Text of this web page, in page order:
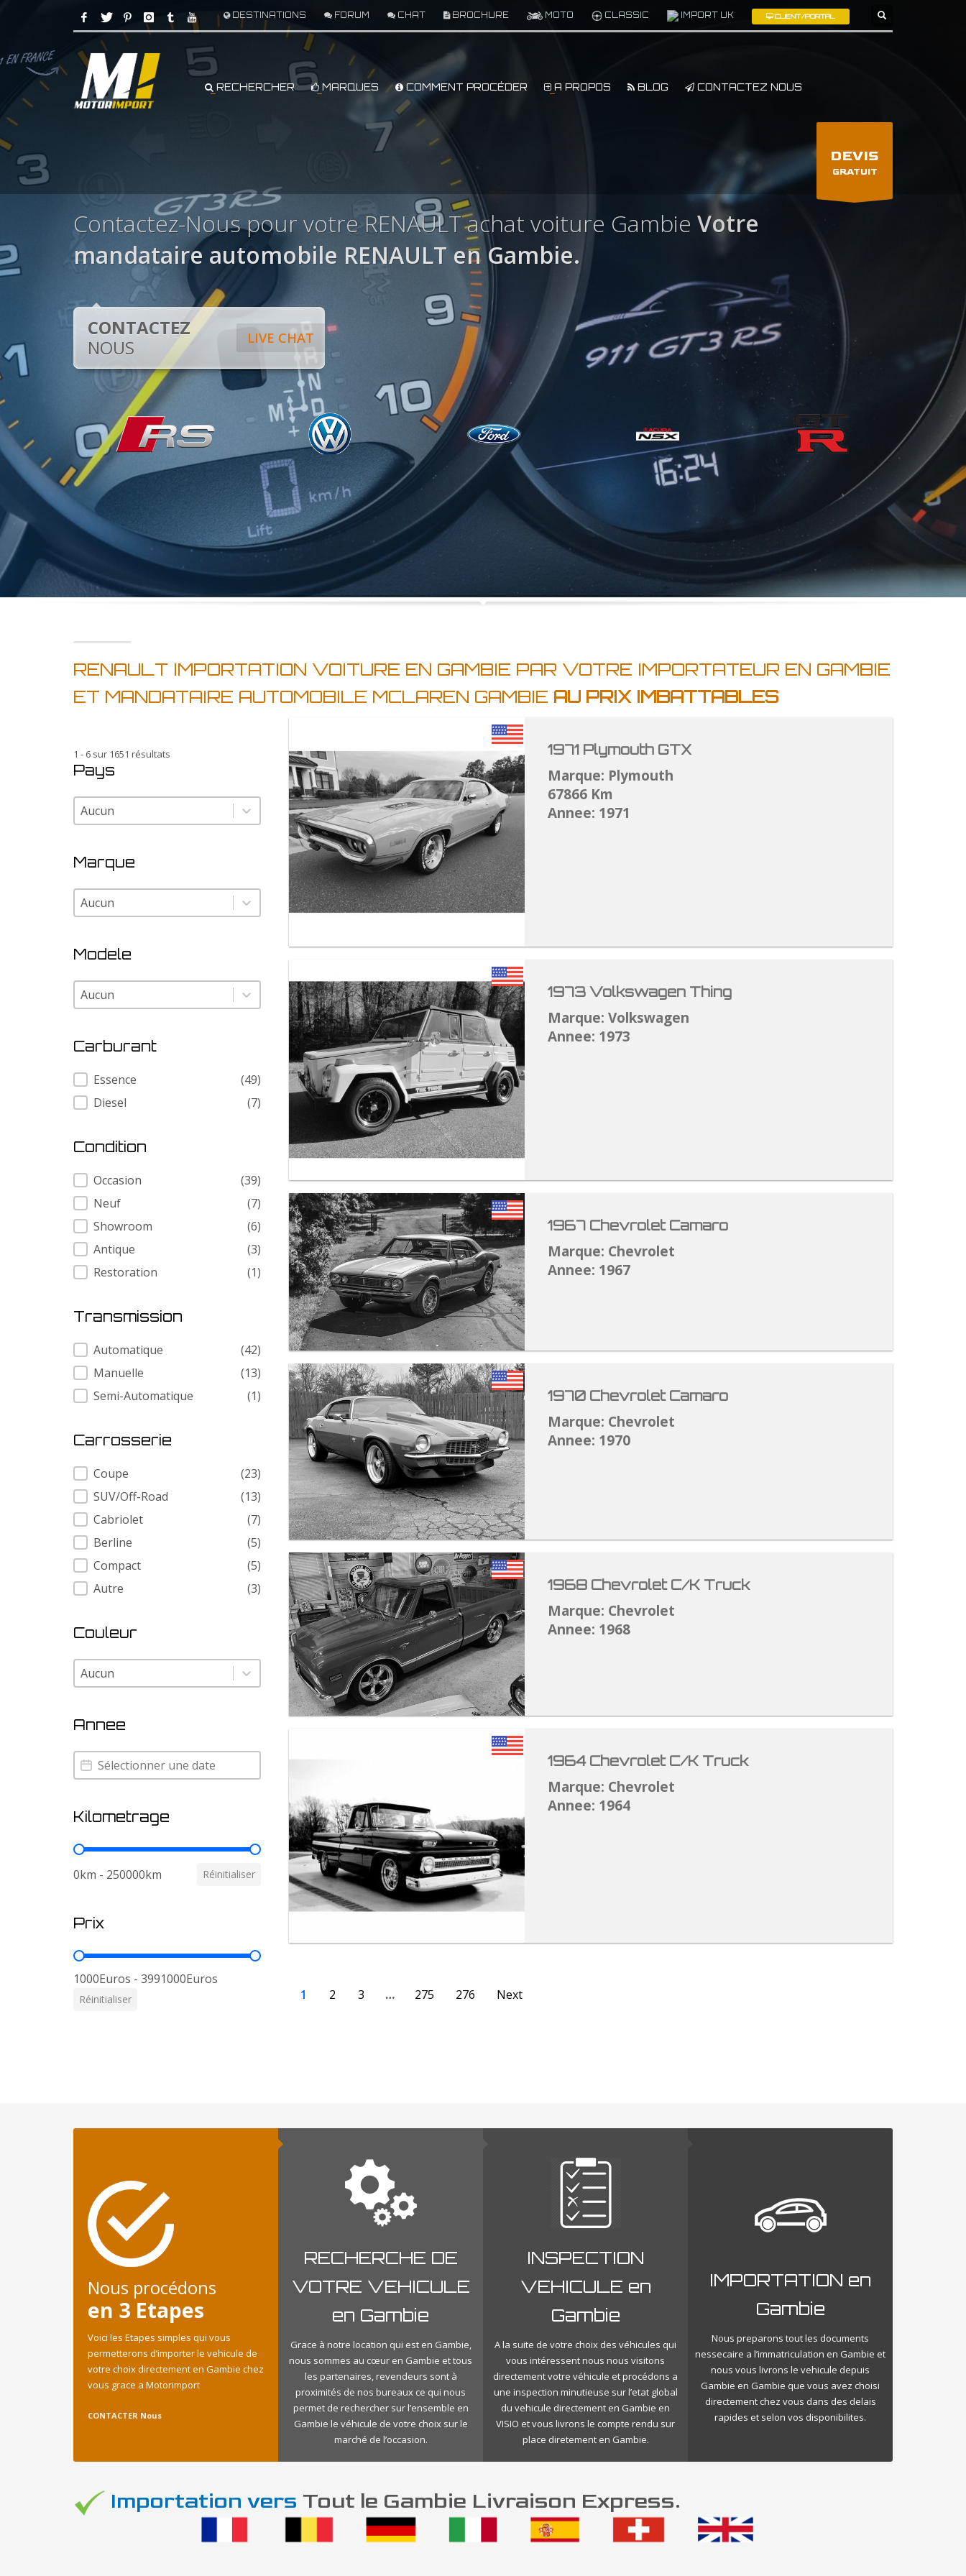
DESTINATIONS FORUM CHAT BROCHURE MOTO CLASSIC IMPORT UK CLIENT/PORTAL
RECHERCHER MARQUES COMMENT PROCÉDER A PROPOS BLOG CONTACTEZ NOUS
DEVIS
GRATUIT
Contactez-Nous pour votre RENAULT achat voiture Gambie Votre
mandataire automobile RENAULT en Gambie.
LIVE CHAT
CONTACTEZ
NOUS
RENAULT IMPORTATION VOITURE EN GAMBIE PAR VOTRE IMPORTATEUR EN GAMBIE
ET MANDATAIRE AUTOMOBILE MCLAREN GAMBIE AU PRIX IMBATTABLES
1 - 6 sur 1651 résultats
Pays
Pays
Pays
Marque
Marque
Marque
Modele
Modele
Modele
Carburant
Carburant
Essence
(49)
Diesel
(7)
Condition
Condition
Occasion
(39)
Neuf
(7)
Showroom
(6)
Antique
(3)
Restoration
(1)
Transmission
Transmission
Automatique
(42)
Manuelle
(13)
Semi-Automatique
(1)
Carrosserie
Carrosserie
Coupe
(23)
SUV/Off-Road
(13)
Cabriolet
(7)
Berline
(5)
Compact
(5)
Autre
(3)
Couleur
Couleur
Couleur
Annee
Annee
Annee
Kilometrage
Kilometrage
0km - 250000km Réinitialiser
Prix
Prix
1000Euros - 3991000Euros
Réinitialiser
1971 Plymouth GTX
Marque: Plymouth
67866 Km
Annee: 1971
1973 Volkswagen Thing
Marque: Volkswagen
Annee: 1973
1967 Chevrolet Camaro
Marque: Chevrolet
Annee: 1967
1970 Chevrolet Camaro
Marque: Chevrolet
Annee: 1970
1968 Chevrolet C/K Truck
Marque: Chevrolet
Annee: 1968
1964 Chevrolet C/K Truck
Marque: Chevrolet
Annee: 1964
1 2 3 … 275 276 Next
Nous procédons
en 3 Etapes
Voici les Etapes simples qui vous
permetterons d’importer le vehicule de
votre choix directement en Gambie chez
vous grace a Motorimport
CONTACTER Nous
RECHERCHE DE
VOTRE VEHICULE
en Gambie
Grace à notre location qui est en Gambie,
nous sommes au cœur en Gambie et tous
les partenaires, revendeurs sont à
proximités de nos bureaux ce qui nous
permet de rechercher sur l’ensemble en
Gambie le véhicule de votre choix sur le
marché de l’occasion.
INSPECTION
VEHICULE en
Gambie
A la suite de votre choix des véhicules qui
vous intéressent nous nous visitons
directement votre véhicule et procédons a
une inspection minutieuse sur l’etat global
du vehicule directement en Gambie en
VISIO et vous livrons le compte rendu sur
place diretement en Gambie.
IMPORTATION en
Gambie
Nous preparons tout les documents
nessecaire a l’immatriculation en Gambie et
nous vous livrons le vehicule depuis
Gambie en Gambie que vous avez choisi
directement chez vous dans des delais
rapides et selon vos disponibilites.
Importation vers Tout le Gambie Livraison Express.